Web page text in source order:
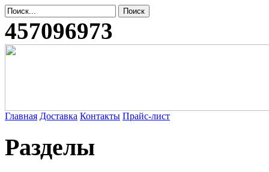
457096973
Главная Доставка Контакты Прайс-лист
Разделы